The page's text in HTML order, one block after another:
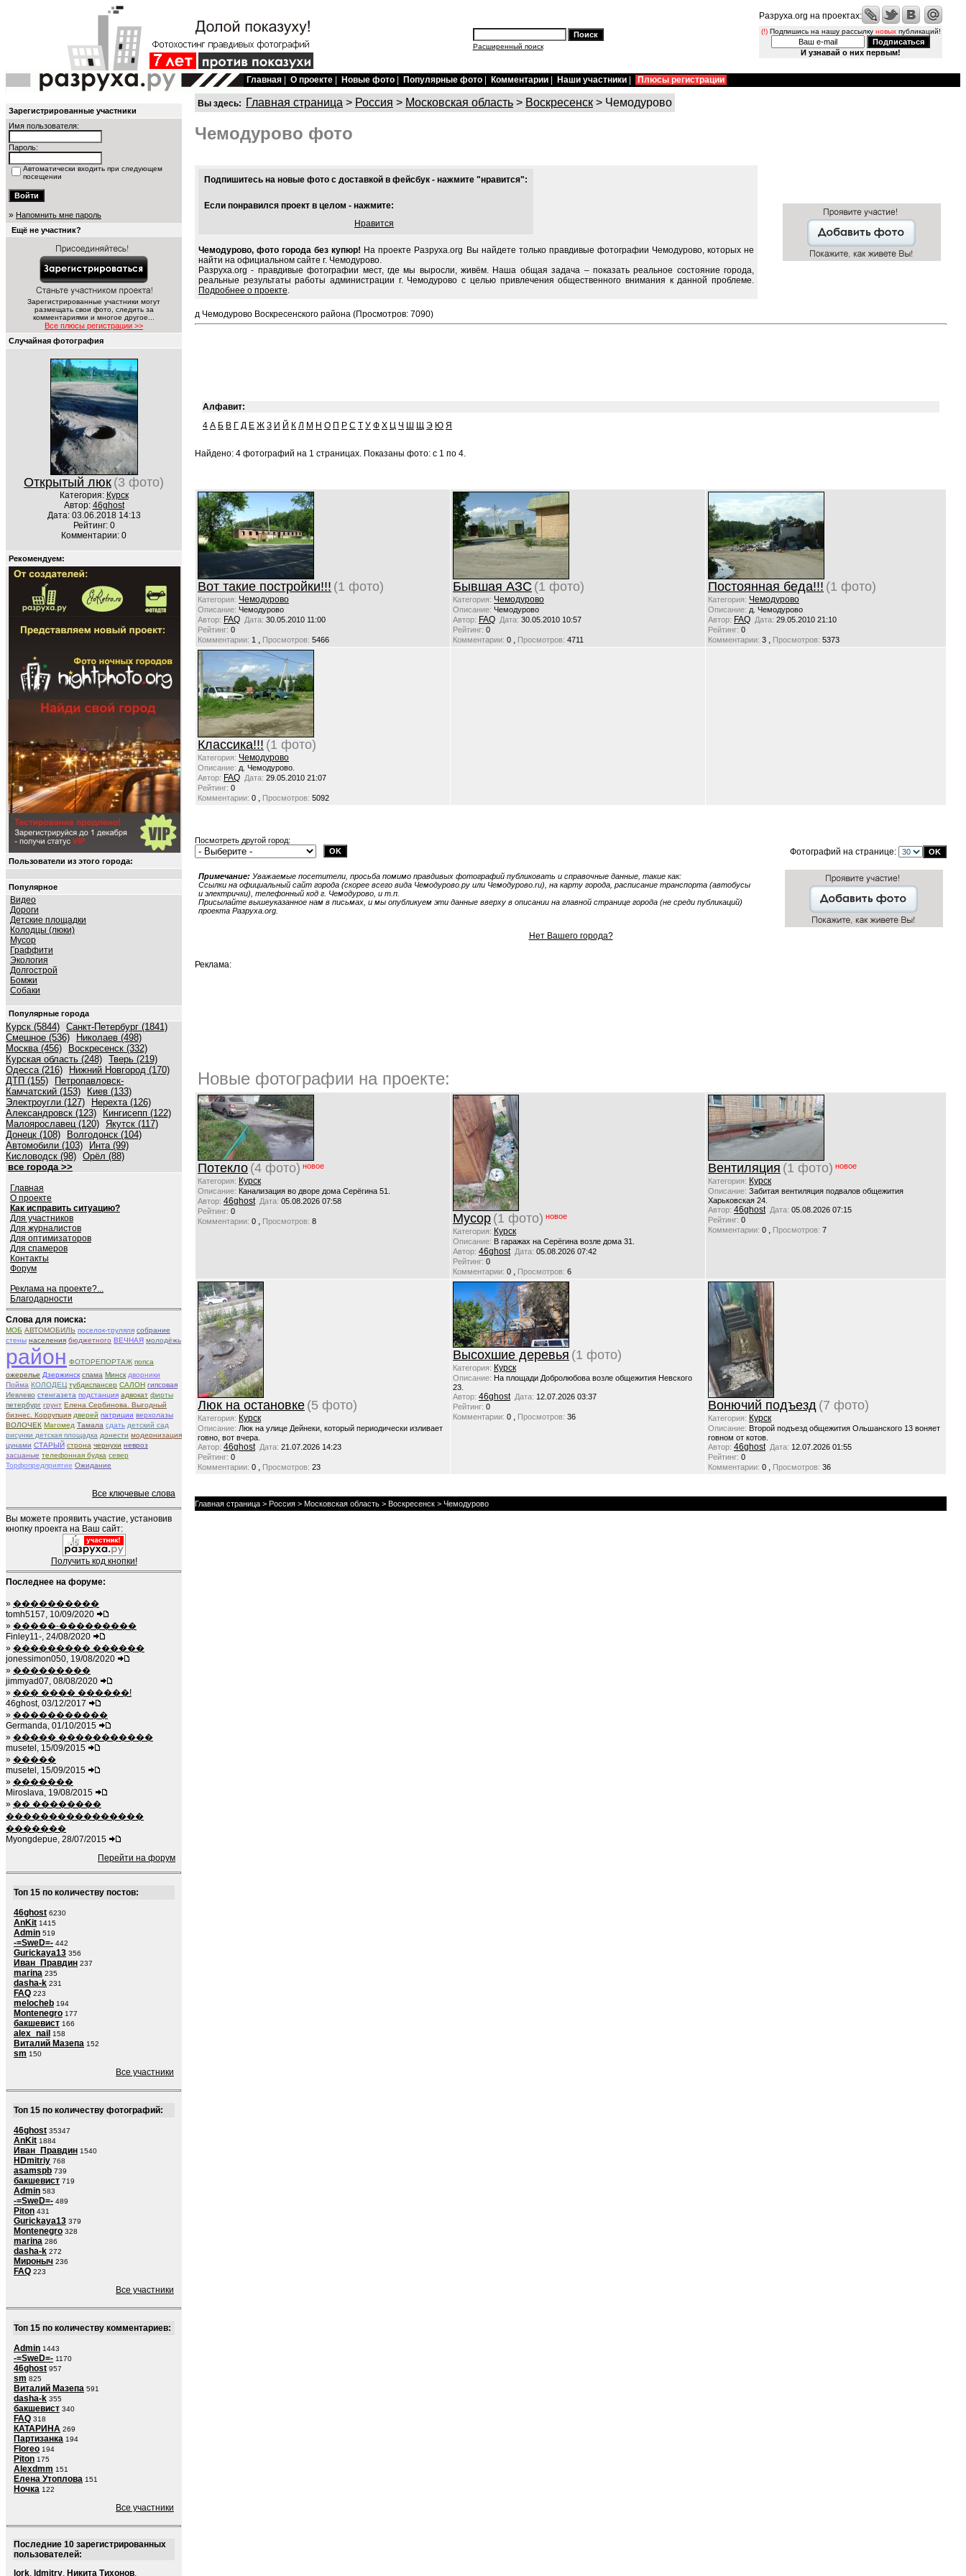
Расширенный поиск
Разруха.org на проектах:
(!)Подпишись на нашу рассылку новыхпубликаций!
И узнавай о них первым!
Главная О проекте Новые фото Популярные фото Комментарии Наши участники Плюсы регистрации
Зарегистрированные участники
Имя пользователя:
Пароль:
Автоматически входить при следующем
посещении
» Напомнить мне пароль
Ещё не участник?
Зарегистрированные участники могут
размещать свои фото, следить за
комментариями и многое другое...
Все плюсы регистрации >>
Случайная фотография
Открытый люк (3 фото)
Категория: Курск
Автор: 46ghost
Дата: 03.06.2018 14:13
Рейтинг: 0
Комментарии: 0
Рекомендуем:
Пользователи из этого города:
Популярное
Видео
Дороги
Детские площадки
Колодцы (люки)
Мусор
Граффити
Экология
Долгострой
Бомжи
Собаки
Популярные города
Курск (5844) Санкт-Петербург (1841)
Смешное (536)
Николаев (498)
Москва (456)
Воскресенск (332)
Курская область (248) Тверь (219)
Одесса (216)
Нижний Новгород (170)
ДТП (155)
Петропавловск-
Камчатский (153)
Киев (133)
Электроугли (127)
Нерехта (126)
Александровск (123)
Кингисепп (122)
Малоярославец (120) Якутск (117)
Донецк (108)
Волгодонск (104)
Автомобили (103)
Инта (99)
Кисловодск (98) Орёл (88)
все города >>
Главная
О проекте
Как исправить ситуацию?
Для участников
Для журналистов
Для оптимизаторов
Для спамеров
Контакты
Форум
Реклама на проекте?...
Благодарности
Слова для поиска:
МОБ АВТОМОБИЛЬ поселок-труляля собрание
стены населения бюджетного ВЕЧНАЯ молодёжь
район ФОТОРЕПОРТАЖ попса
ожерелье Дзержинск спама Минск дворники
Пойма КОЛОДЕЦ тубдиспансер САЛОН гипсовая
Иевлево стенгазета подстанция адвокат фирты
петербург грунт Елена Сербинова. Выгодный
бизнес. Коррупция дверей патриции верхолазы
ВОЛОЧЕК Магомед Тамала сдать детский сад
рисунки детская площадка донести модернизация
цунами СТАРЫЙ строна чернухи невроз
засцаные телефонная будка север
Торфопредприятие Ожидание
Все ключевые слова
Вы можете проявить участие, установив
кнопку проекта на Ваш сайт:
Получить код кнопки!
Последнее на форуме:
» ����������
tomh5157, 10/09/2020
» �����-���������
Finley11-, 24/08/2020
» ��������� ������
jonessimon050, 19/08/2020
» ���������
jimmyad07, 08/08/2020
» ��� ���� ������!
46ghost, 03/12/2017
» �����������
Germanda, 01/10/2015
» ����� �����������
musetel, 15/09/2015
» �����
musetel, 15/09/2015
» �������
Miroslava, 19/08/2015
» �� ��������
����������������
�������
Myongdepue, 28/07/2015
Перейти на форум
Топ 15 по количеству постов:
46ghost 6230
AnKit 1415
Admin 519
-=SweD=- 442
Gurickaya13 356
Иван_Правдин 237
marina 235
dasha-k 231
FAQ 223
melocheb 194
Montenegro 177
бакшевист 166
alex_nail 158
Виталий Мазепа 152
sm 150
Все участники
Топ 15 по количеству фотографий:
46ghost 35347
AnKit 1884
Иван_Правдин 1540
HDmitriy 768
asamspb 739
бакшевист 719
Admin 583
-=SweD=- 489
Piton 431
Gurickaya13 379
Montenegro 328
marina 286
dasha-k 272
Мироныч 236
FAQ 223
Все участники
Топ 15 по количеству комментариев:
Admin 1443
-=SweD=- 1170
46ghost 957
sm 825
Виталий Мазепа 591
dasha-k 355
бакшевист 340
FAQ 318
КАТАРИНА 269
Партизанка 194
Floreo 194
Piton 175
Alexdmm 151
Елена Утоплова 151
Ночка 122
Все участники
Последние 10 зарегистрированных
пользователей:
lork, ldmitry, Никита Тихонов,
Вы здесь: Главная страница > Россия > Московская область > Воскресенск > Чемодурово
Чемодурово фото
Подпишитесь на новые фото с доставкой в фейсбук - нажмите "нравится":
Если понравился проект в целом - нажмите:
Нравится
Чемодурово, фото города без купюр! На проекте Разруха.org Вы найдете только правдивые фотографии Чемодурово, которых не
найти на официальном сайте г. Чемодурово.
Разруха.org - правдивые фотографии мест, где мы выросли, живём. Наша общая задача – показать реальное состояние города,
реальные результаты работы администрации г. Чемодурово с целью привлечения общественного внимания к данной проблеме.
Подробнее о проекте.
д Чемодурово Воскресенского района (Просмотров: 7090)
Алфавит:
4 А Б В Г Д Е Ж З И Й К Л М Н О П Р С Т У Ф Х Ц Ч Ш Щ Э Ю Я
Найдено: 4 фотографий на 1 страницах. Показаны фото: с 1 по 4.
Вот такие постройки!!! (1 фото)
Категория: Чемодурово
Описание: Чемодурово
Автор: FAQ Дата: 30.05.2010 11:00
Рейтинг: 0
Комментарии: 1 , Просмотров: 5466
Бывшая АЗС (1 фото)
Категория: Чемодурово
Описание: Чемодурово
Автор: FAQ Дата: 30.05.2010 10:57
Рейтинг: 0
Комментарии: 0 , Просмотров: 4711
Постоянная беда!!! (1 фото)
Категория: Чемодурово
Описание: д. Чемодурово
Автор: FAQ Дата: 29.05.2010 21:10
Рейтинг: 0
Комментарии: 3 , Просмотров: 5373
Классика!!! (1 фото)
Категория: Чемодурово
Описание: д. Чемодурово.
Автор: FAQ Дата: 29.05.2010 21:07
Рейтинг: 0
Комментарии: 0 , Просмотров: 5092
Посмотреть другой город:
Фотографий на странице:
Примечание: Уважаемые посетители, просьба помимо правдивых фотографий публиковать и справочные данные, такие как:
Ссылки на официальный сайт города (скорее всего вида Чемодурово.ру или Чемодурово.ru), на карту города, расписание транспорта (автобусы
и электрички), телефонный код г. Чемодурово, и т.п.
Присылайте вышеуказанное нам в письмах, и мы опубликуем эти данные вверху в описании на главной странице города (не среди публикаций)
проекта Разруха.org.
Нет Вашего города?
Реклама:
Новые фотографии на проекте:
Потекло (4 фото) новое
Категория: Курск
Описание: Канализация во дворе дома Серёгина 51.
Автор: 46ghost Дата: 05.08.2026 07:58
Рейтинг: 0
Комментарии: 0 , Просмотров: 8 Мусор (1 фото) новое
Категория: Курск
Описание: В гаражах на Серёгина возле дома 31.
Автор: 46ghost Дата: 05.08.2026 07:42
Рейтинг: 0
Комментарии: 0 , Просмотров: 6
Вентиляция (1 фото) новое
Категория: Курск
Описание: Забитая вентиляция подвалов общежития
Харьковская 24.
Автор: 46ghost Дата: 05.08.2026 07:15
Рейтинг: 0
Комментарии: 0 , Просмотров: 7
Люк на остановке (5 фото)
Категория: Курск
Описание: Люк на улице Дейнеки, который периодически изливает
говно, вот вчера.
Автор: 46ghost Дата: 21.07.2026 14:23
Рейтинг: 0
Комментарии: 0 , Просмотров: 23
Высохшие деревья (1 фото)
Категория: Курск
Описание: На площади Добролюбова возле общежития Невского
23.
Автор: 46ghost Дата: 12.07.2026 03:37
Рейтинг: 0
Комментарии: 0 , Просмотров: 36
Вонючий подъезд (7 фото)
Категория: Курск
Описание: Второй подъезд общежития Ольшанского 13 воняет
говном от котов.
Автор: 46ghost Дата: 12.07.2026 01:55
Рейтинг: 0
Комментарии: 0 , Просмотров: 36
Главная страница > Россия > Московская область > Воскресенск > Чемодурово